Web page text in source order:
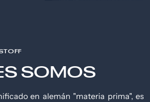
SOMOS
en alemán "materia prima", es